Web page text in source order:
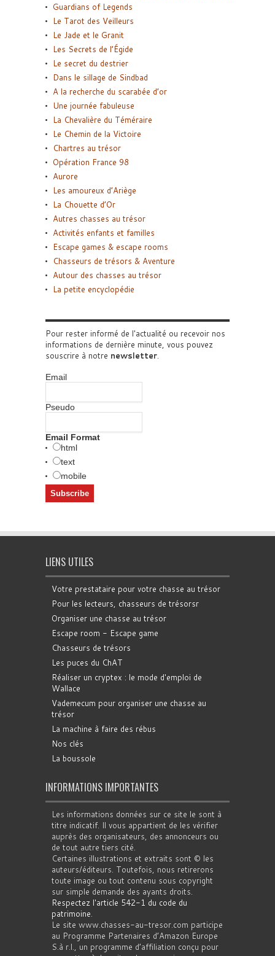
Guardians of Legends
Le Tarot des Veilleurs
Le Jade et le Granit
Les Secrets de l’Égide
Le secret du destrier
Dans le sillage de Sindbad
A la recherche du scarabée d’or
Une journée fabuleuse
La Chevalière du Téméraire
Le Chemin de la Victoire
Chartres au trésor
Opération France 98
Aurore
Les amoureux d’Ariège
La Chouette d’Or
Autres chasses au trésor
Activités enfants et familles
Escape games & escape rooms
Chasseurs de trésors & Aventure
Autour des chasses au trésor
La petite encyclopédie
Pour rester informé de l'actualité ou recevoir nos
informations de dernière minute, vous pouvez
souscrire à notre newsletter.
Email
Pseudo
Email Format
html
text
mobile
LIENS UTILES
Votre prestataire pour votre chasse au trésor
Pour les lecteurs, chasseurs de trésorsr
Organiser une chasse au trésor
Escape room - Escape game
Chasseurs de trésors
Les puces du ChAT
Réaliser un cryptex : le mode d'emploi de
Wallace
Vademecum pour organiser une chasse au
trésor
La machine à faire des rébus
Nos clés
La boussole
INFORMATIONS IMPORTANTES
Les informations données sur ce site le sont à
titre indicatif. Il vous appartient de les vérifier
auprès des organisateurs, des annonceurs ou
de tout autre tiers cité.
Certaines illustrations et extraits sont © les
auteurs/éditeurs. Toutefois, nous retirerons
toute image ou tout contenu sous copyright
sur simple demande des ayants droits.
Respectez l'article 542-1 du code du
patrimoine.
Le site www.chasses-au-tresor.com participe
au Programme Partenaires d’Amazon Europe
S.à r.l., un programme d’affiliation conçu pour